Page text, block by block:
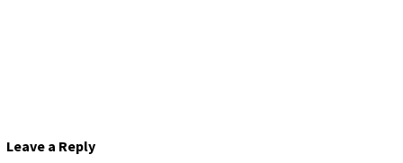
Leave a Reply